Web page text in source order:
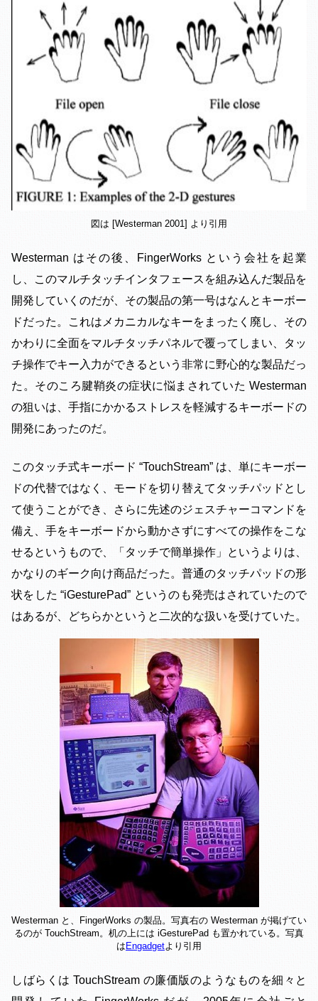
図は [Westerman 2001] より引用
Westerman はその後、FingerWorks という会社を起業
し、このマルチタッチインタフェースを組み込んだ製品を
開発していくのだが、その製品の第一号はなんとキーボー
ドだった。これはメカニカルなキーをまったく廃し、その
かわりに全面をマルチタッチパネルで覆ってしまい、タッ
チ操作でキー入力ができるという非常に野心的な製品だっ
た。そのころ腱鞘炎の症状に悩まされていた Westerman
の狙いは、手指にかかるストレスを軽減するキーボードの
開発にあったのだ。
このタッチ式キーボード “TouchStream” は、単にキーボー
ドの代替ではなく、モードを切り替えてタッチパッドとし
て使うことができ、さらに先述のジェスチャーコマンドを
備え、手をキーボードから動かさずにすべての操作をこな
せるというもので、「タッチで簡単操作」というよりは、
かなりのギーク向け商品だった。普通のタッチパッドの形
状をした “iGesturePad” というのも発売はされていたので
はあるが、どちらかというと二次的な扱いを受けていた。
Westerman と、FingerWorks の製品。写真右の Westerman が掲げてい
るのが TouchStream。机の上には iGesturePad も置かれている。写真
は Engadgetより引用
しばらくは TouchStream の廉価版のようなものを細々と